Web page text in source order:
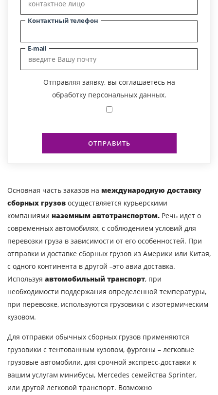
Контактный телефон
E-mail
Отправляя заявку, вы соглашаетесь на
обработку персональных данных.
ОТПРАВИТЬ
Основная часть заказов на международную доставку
сборных грузов осуществляется курьерскими
компаниями наземным автотранспортом. Речь идет о
современных автомобилях, с соблюдением условий для
перевозки груза в зависимости от его особенностей. При
отправки и доставке сборных грузов из Америки или Китая,
с одного континента в другой –это авиа доставка.
Используя автомобильный транспорт, при
необходимости поддержания определенной температуры,
при перевозке, используются грузовики с изотермическим
кузовом.
Для отправки обычных сборных грузов применяются
грузовики с тентованным кузовом, фургоны – легковые
грузовые автомобили, для срочной экспресс-доставки к
вашим услугам минибусы, Mercedes семейства Sprinter,
или другой легковой транспорт. Возможно
Узнать стоимость
перевозки
Страна загрузки
Город загрузки
Страна выгрузки
Город выгрузки
Наименование груза
Тип транспорта
Вес груза, ( т )